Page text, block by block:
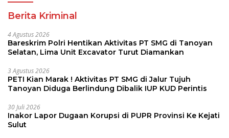
Berita Kriminal
4 Agustus 2026
Bareskrim Polri Hentikan Aktivitas PT SMG di Tanoyan
Selatan, Lima Unit Excavator Turut Diamankan
3 Agustus 2026
PETI Kian Marak ! Aktivitas PT SMG di Jalur Tujuh
Tanoyan Diduga Berlindung Dibalik IUP KUD Perintis
30 Juli 2026
Inakor Lapor Dugaan Korupsi di PUPR Provinsi Ke Kejati
Sulut